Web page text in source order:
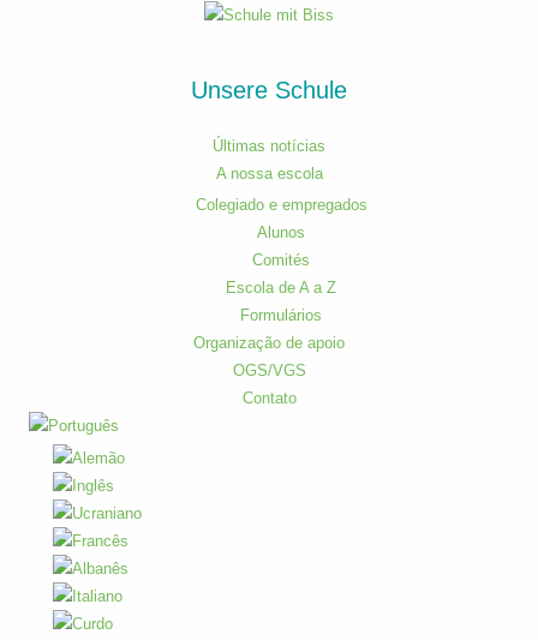
Unsere Schule
Últimas notícias
A nossa escola
Colegiado e empregados​
Alunos
Comités
Escola de A a Z
Formulários
Organização de apoio
OGS/VGS
Contato